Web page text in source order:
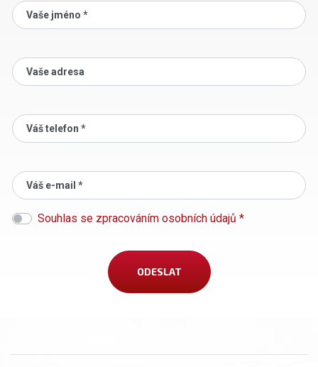
Vaše jméno *
Vaše adresa
Váš telefon *
Váš e-mail *
Souhlas se zpracováním osobních údajů *